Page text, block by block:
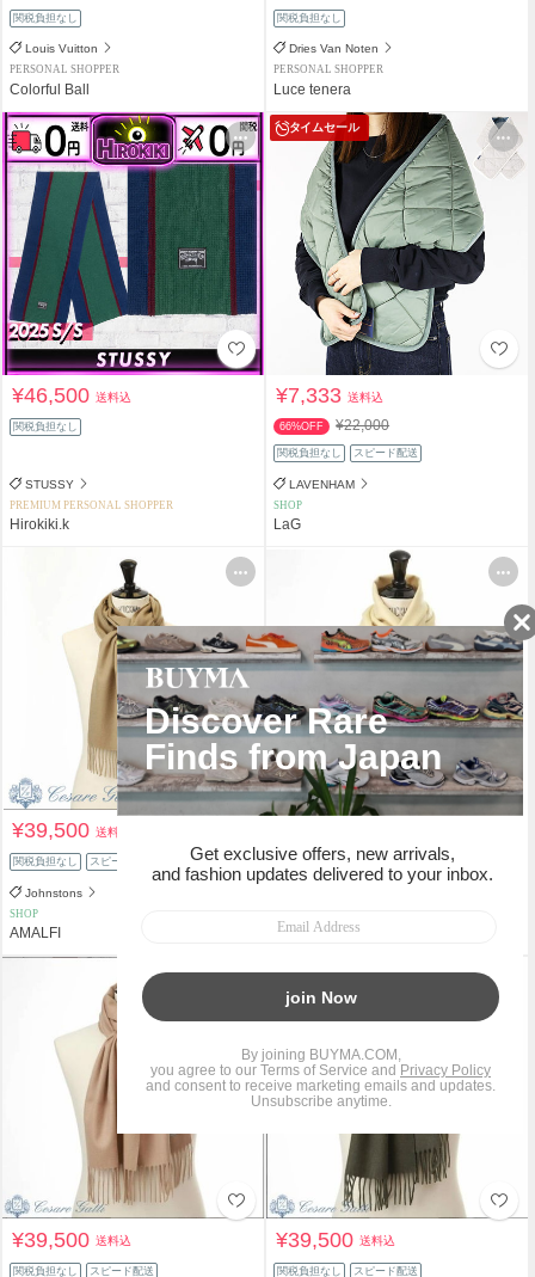
関税負担なし
Louis Vuitton
PERSONAL SHOPPER
Colorful Ball
関税負担なし
Dries Van Noten
PERSONAL SHOPPER
Luce tenera
¥46,500送料込
関税負担なし
STUSSY
PREMIUM PERSONAL SHOPPER
Hirokiki.k
タイムセール
¥7,333送料込
66%OFF ¥22,000
関税負担なし スピード配送
LAVENHAM
SHOP
LaG
¥39,500送料込
関税負担なし スピード配送
Johnstons
SHOP
AMALFI
関税負担なし スピード配送
AMALFI
¥39,500送料込
関税負担なし スピード配送
¥39,500送料込
関税負担なし スピード配送